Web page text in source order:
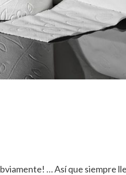
… Así que siempre